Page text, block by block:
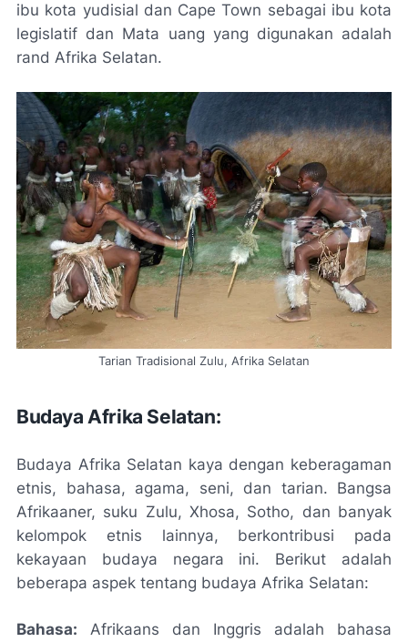
ibu kota yudisial dan Cape Town sebagai ibu kota
legislatif dan Mata uang yang digunakan adalah
rand Afrika Selatan.
Tarian Tradisional Zulu, Afrika Selatan
Budaya Afrika Selatan:
Budaya Afrika Selatan kaya dengan keberagaman
etnis, bahasa, agama, seni, dan tarian. Bangsa
Afrikaaner, suku Zulu, Xhosa, Sotho, dan banyak
kelompok etnis lainnya, berkontribusi pada
kekayaan budaya negara ini. Berikut adalah
beberapa aspek tentang budaya Afrika Selatan:
Bahasa: Afrikaans dan Inggris adalah bahasa